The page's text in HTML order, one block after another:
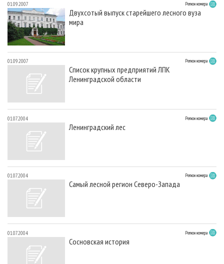
01.09.2007 Регион номера
Двухсотый выпуск старейшего лесного вуза
мира
01.09.2007 Регион номера
Список крупных предприятий ЛПК
Ленинградской области
01.07.2004 Регион номера
Ленинградский лес
01.07.2004 Регион номера
Самый лесной регион Северо-Запада
01.07.2004 Регион номера
Сосновская история